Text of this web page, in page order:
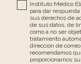
Instituto Médico
para dar
sus derechos de
de sus datos, de
como a no ser
tratamiento
dirección de
recomendamos
proporcionarnos